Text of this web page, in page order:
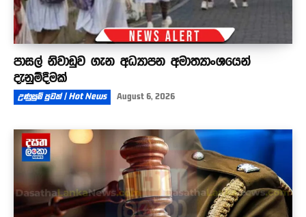
පාසල් නිවාඩුව ගැන අධ්‍යාපන අමාත්‍යාංශයෙන්
දැනුම්දීමක්
උණුසුම් පුවත් | Hot News August 6, 2026